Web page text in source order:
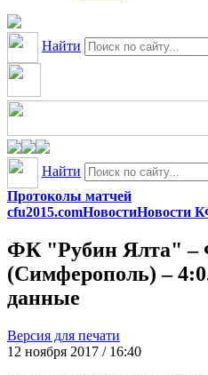
Найти
Найти
Протоколы матчей
cfu2015.comНовостиНовости
ФК "Рубин Ялта"
(Симферополь) –
данные
Версия для печати
12 ноября 2017 / 16:40